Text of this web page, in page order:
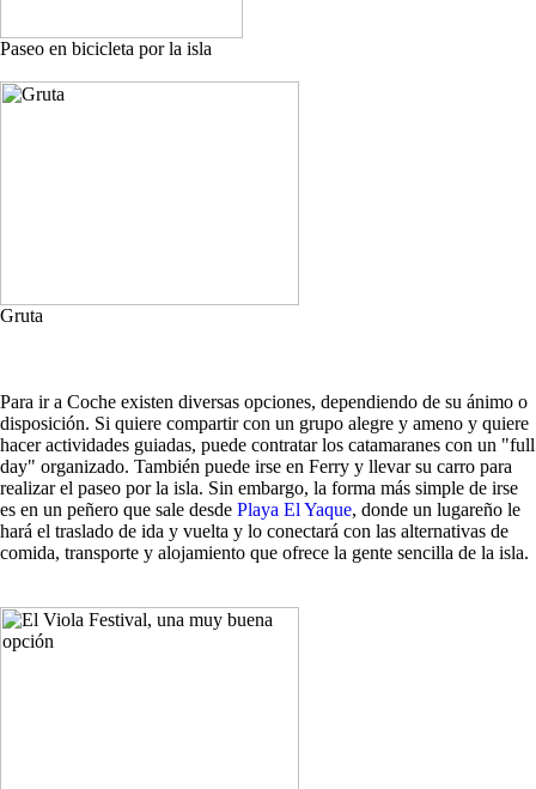
Paseo en bicicleta por la isla
Gruta
Para ir a Coche existen diversas opciones, dependiendo de su ánimo o
disposición. Si quiere compartir con un grupo alegre y ameno y quiere
hacer actividades guiadas, puede contratar los catamaranes con un "full
day" organizado. También puede irse en Ferry y llevar su carro para
realizar el paseo por la isla. Sin embargo, la forma más simple de irse
es en un peñero que sale desde Playa El Yaque, donde un lugareño le
hará el traslado de ida y vuelta y lo conectará con las alternativas de
comida, transporte y alojamiento que ofrece la gente sencilla de la isla.